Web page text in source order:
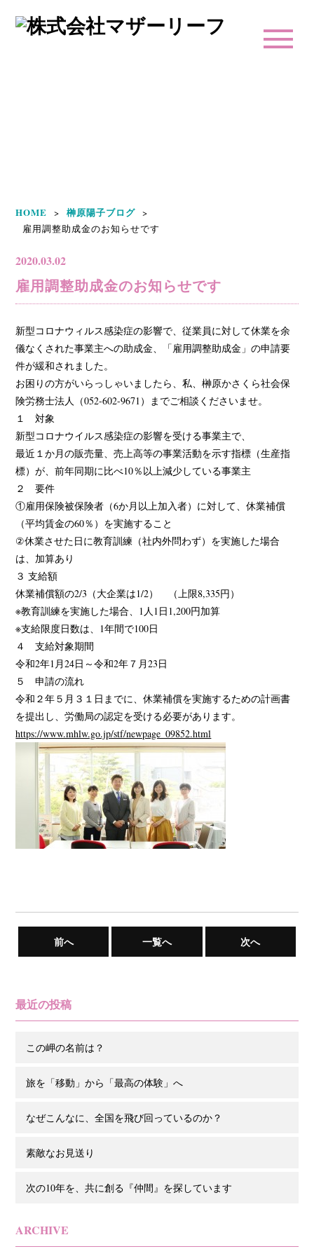
HOME > 榊原陽子ブログ >
雇用調整助成金のお知らせです
2020.03.02
雇用調整助成金のお知らせです
新型コロナウィルス感染症の影響で、従業員に対して休業を余
儀なくされた事業主への助成金、「雇用調整助成金」の申請要
件が緩和されました。
お困りの方がいらっしゃいましたら、私、榊原かさくら社会保
険労務士法人（052-602-9671）までご相談くださいませ。
１ 対象
新型コロナウイルス感染症の影響を受ける事業主で、
最近１か月の販売量、売上高等の事業活動を示す指標（生産指
標）が、前年同期に比べ10％以上減少している事業主
２ 要件
①雇用保険被保険者（6か月以上加入者）に対して、休業補償
（平均賃金の60％）を実施すること
②休業させた日に教育訓練（社内外問わず）を実施した場合
は、加算あり
３ 支給額
休業補償額の2/3（大企業は1/2） （上限8,335円）
※教育訓練を実施した場合、1人1日1,200円加算
※支給限度日数は、1年間で100日
４ 支給対象期間
令和2年1月24日～令和2年７月23日
５ 申請の流れ
令和２年５月３１日までに、休業補償を実施するための計画書
を提出し、労働局の認定を受ける必要があります。
https://www.mhlw.go.jp/stf/newpage_09852.html
前へ 一覧へ 次へ
最近の投稿
この岬の名前は？
旅を「移動」から「最高の体験」へ
なぜこんなに、全国を飛び回っているのか？
素敵なお見送り
次の10年を、共に創る『仲間』を探しています
ARCHIVE